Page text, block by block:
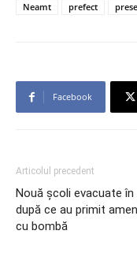
Neamt
prefect
Facebook
Articolul precedent
Nouă școli evacuate în
după ce au primit
cu bombă